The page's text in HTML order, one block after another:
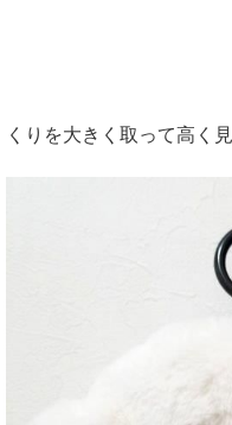
くりを大きく取って高く